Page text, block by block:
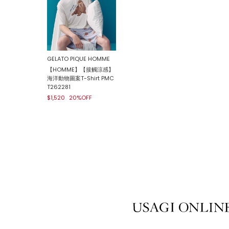
GELATO PIQUE HOMME
【HOMME】【接觸涼感】
海洋動物圖案T-Shirt PMC
T262281
$1,520
20%OFF